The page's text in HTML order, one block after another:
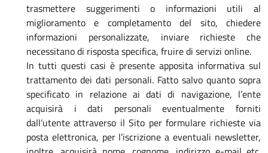
trasmettere suggerimenti o informazioni utili al
miglioramento e completamento del sito, chiedere
informazioni personalizzate, inviare richieste che
necessitano di risposta specifica, fruire di servizi online.
In tutti questi casi è presente apposita informativa sul
trattamento dei dati personali. Fatto salvo quanto sopra
specificato in relazione ai dati di navigazione, l’ente
acquisirà i dati personali eventualmente forniti
dall’utente attraverso il Sito per formulare richieste via
posta elettronica, per l’iscrizione a eventuali newsletter,